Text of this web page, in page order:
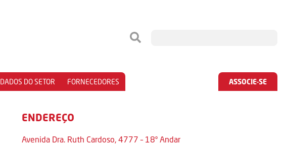
DADOS DO SETOR FORNECEDORES ASSOCIE-SE
ENDEREÇO
Avenida Dra. Ruth Cardoso, 4777 – 18º Andar